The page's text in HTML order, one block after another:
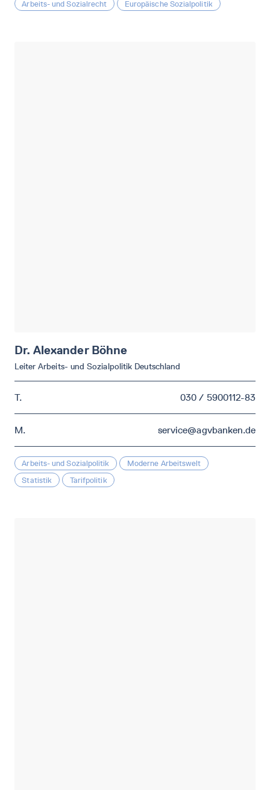
Arbeits- und Sozialrecht Europäische Sozialpolitik
Dr. Alexander Böhne
Leiter Arbeits- und Sozialpolitik Deutschland
T. 030 / 5900112-83
M. service@agvbanken.de
Arbeits- und Sozialpolitik
Moderne Arbeitswelt
Statistik
Tarifpolitik